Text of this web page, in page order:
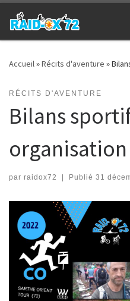
Passer au contenu
Accueil»Récits d'aventure »
RÉCITS D'AVENTURE
Bilans
organisation
par raidox72 | Publié 31